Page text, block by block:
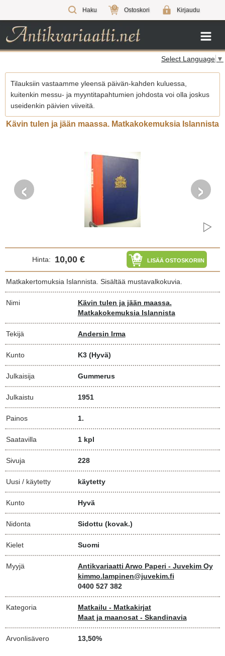
Haku 0 Ostoskori Kirjaudu
Select Language ▼
Tilauksiin vastaamme yleensä päivän-kahden kuluessa,
kuitenkin messu- ja myyntitapahtumien johdosta voi olla joskus
useidenkin päivien viiveitä.
Kävin tulen ja jään maassa. Matkakokemuksia Islannista
‹ ›
Hinta: 10,00 € LISÄÄ OSTOSKORIIN
Matkakertomuksia Islannista. Sisältää mustavalkokuvia.
Nimi
Kävin tulen ja jään maassa.
Matkakokemuksia Islannista
Tekijä Andersin Irma
Kunto K3 (Hyvä)
Julkaisija Gummerus
Julkaistu 1951
Painos 1.
Saatavilla 1 kpl
Sivuja 228
Uusi / käytetty käytetty
Kunto Hyvä
Nidonta Sidottu (kovak.)
Kielet Suomi
Myyjä
Antikvariaatti Arwo Paperi - Juvekim Oy
kimmo.lampinen@juvekim.fi
0400 527 382
Kategoria
Matkailu - Matkakirjat
Maat ja maanosat - Skandinavia
Arvonlisävero 13,50%